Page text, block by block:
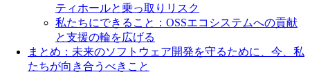
ティホールと乗っ取りリスク
私たちにできること：OSSエコシステムへの貢献
と支援の輪を広げる
まとめ：未来のソフトウェア開発を守るために、今、私
たちが向き合うべきこと